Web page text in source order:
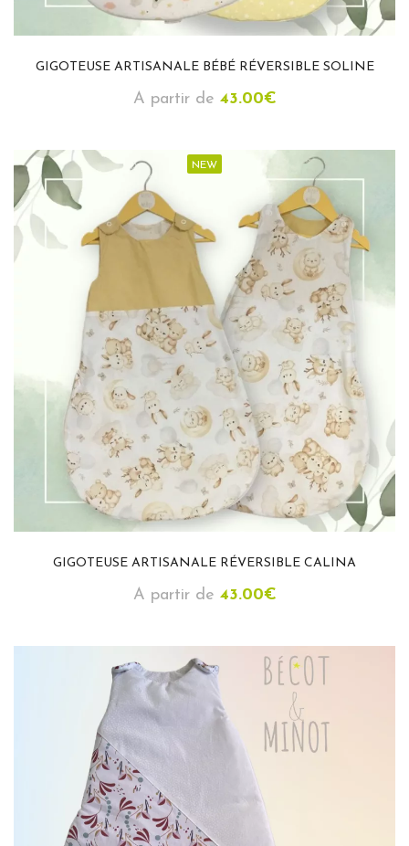
GIGOTEUSE ARTISANALE BÉBÉ RÉVERSIBLE SOLINE
A partir de 43.00€
NEW
GIGOTEUSE ARTISANALE RÉVERSIBLE CALINA
A partir de 43.00€